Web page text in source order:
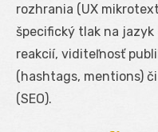
rozhrania (UX
špecifický tlak na
reakcií, viditeľnosť
(hashtags, mentions)
(SEO).